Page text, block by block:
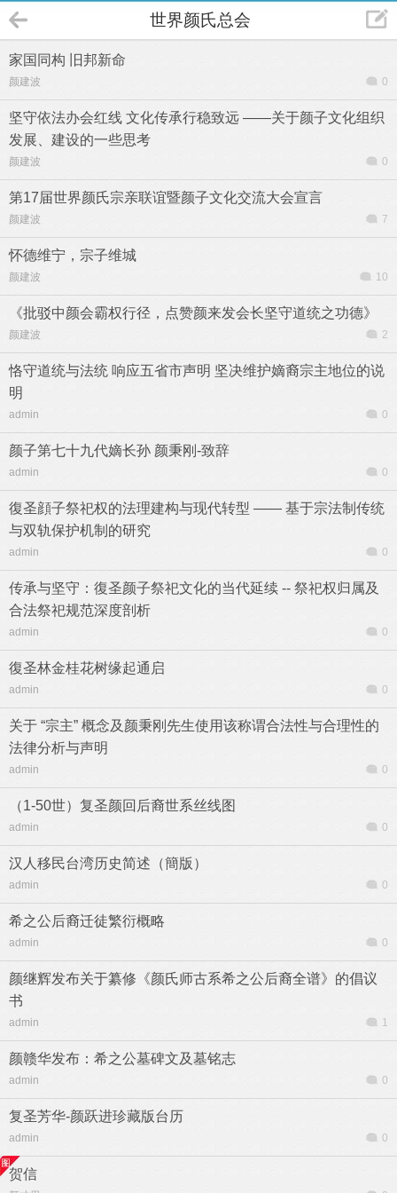
世界颜氏总会
家国同构 旧邦新命
颜建波 0
坚守依法办会红线 文化传承行稳致远 ——关于颜子文化组织
发展、建设的一些思考
颜建波 0
第17届世界颜氏宗亲联谊暨颜子文化交流大会宣言
颜建波 7
怀德维宁，宗子维城
颜建波 10
《批驳中颜会霸权行径，点赞颜来发会长坚守道统之功德》
颜建波 2
恪守道统与法统 响应五省市声明 坚决维护嫡裔宗主地位的说
明
admin 0
颜子第七十九代嫡长孙 颜秉刚-致辞
admin 0
復圣顔子祭祀权的法理建构与现代转型 —— 基于宗法制传统
与双轨保护机制的研究
admin 0
传承与坚守：復圣颜子祭祀文化的当代延续 -- 祭祀权归属及
合法祭祀规范深度剖析
admin 0
復圣林金桂花树缘起通启
admin 0
关于 “宗主” 概念及颜秉刚先生使用该称谓合法性与合理性的
法律分析与声明
admin 0
（1-50世）复圣颜回后裔世系丝线图
admin 0
汉人移民台湾历史简述（簡版）
admin 0
希之公后裔迁徒繁衍概略
admin 0
颜继辉发布关于纂修《颜氏师古系希之公后裔全谱》的倡议
书
admin 1
颜赣华发布：希之公墓碑文及墓铭志
admin 0
复圣芳华-颜跃进珍藏版台历
admin 0
贺信